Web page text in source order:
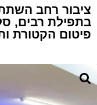
ציבור רחב
בתפילת רבים,
פיטום הקטורת